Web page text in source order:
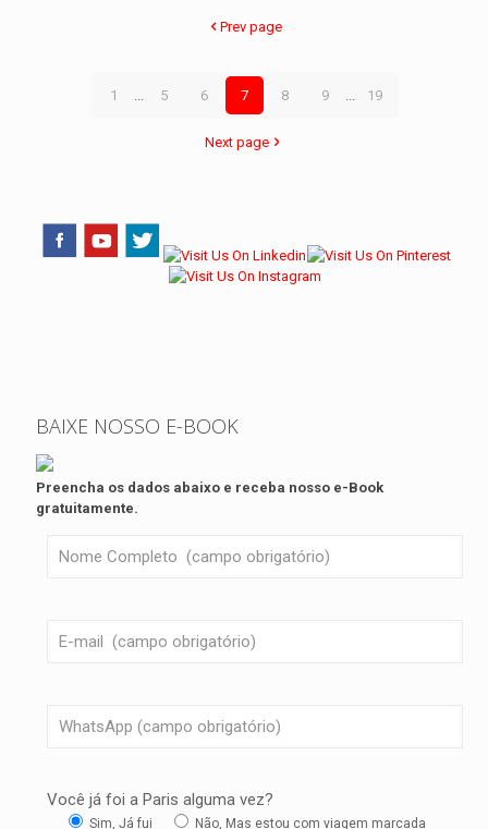
Prev page
1 ... 5 6 7 8 9 ... 19
Next page
BAIXE NOSSO E-BOOK
Preencha os dados abaixo e receba nosso e-Book
gratuitamente.
Você já foi a Paris alguma vez?
Sim, Já fui
Não, Mas estou com viagem marcada